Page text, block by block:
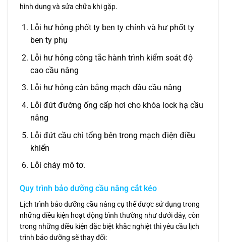
hình dung và sửa chữa khi gặp.
Lỗi hư hỏng phốt ty ben ty chính và hư phốt ty
ben ty phụ
Lỗi hư hỏng công tắc hành trình kiểm soát độ
cao cầu nâng
Lỗi hư hỏng cân bằng mạch dầu cầu nâng
Lỗi đứt đường ống cấp hơi cho khóa lock hạ cầu
nâng
Lỗi đứt cầu chì tổng bên trong mạch điện điều
khiển
Lỗi cháy mô tơ.
Quy trình bảo dưỡng cầu nâng cắt kéo
Lịch trình bảo dưỡng cầu nâng cụ thể được sử dụng trong
những điều kiện hoạt động bình thường như dưới đây, còn
trong những điều kiện đặc biệt khắc nghiệt thì yêu cầu lịch
trình bảo dưỡng sẽ thay đổi: